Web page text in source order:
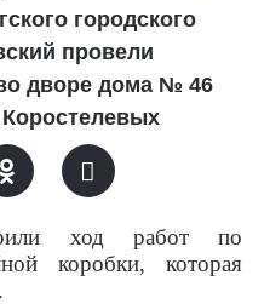
городского
провели
дворе дома № 46
ход работ по
коробки, которая